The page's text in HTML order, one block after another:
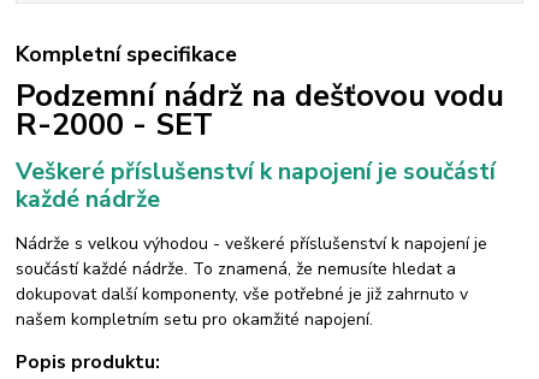
Kompletní specifikace
Podzemní nádrž na dešťovou vodu
R-2000 - SET
Veškeré příslušenství k napojení je součástí
každé nádrže
Nádrže s velkou výhodou - veškeré příslušenství k napojení je
součástí každé nádrže. To znamená, že nemusíte hledat a
dokupovat další komponenty, vše potřebné je již zahrnuto v
našem kompletním setu pro okamžité napojení.
Popis produktu: